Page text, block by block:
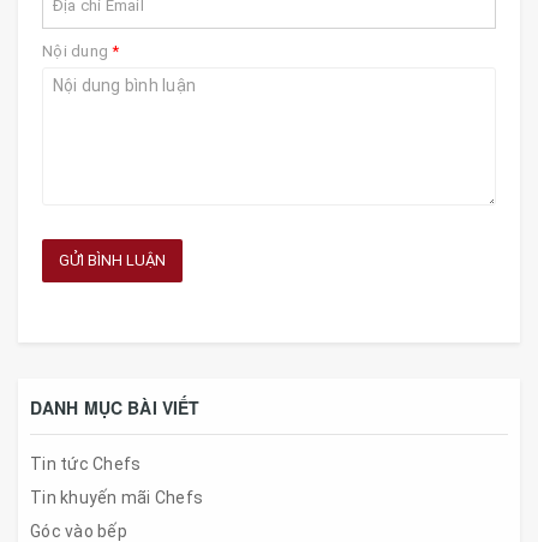
Nội dung*
GỬI BÌNH LUẬN
DANH MỤC BÀI VIẾT
Tin tức Chefs
Tin khuyến mãi Chefs
Góc vào bếp